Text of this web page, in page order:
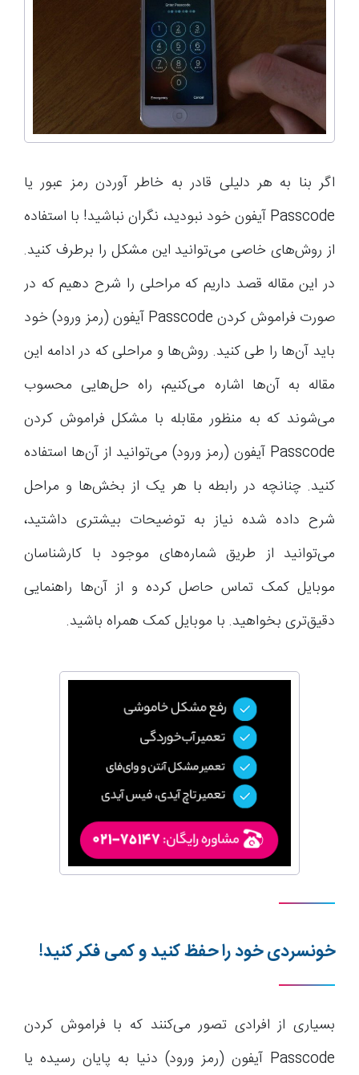
اگر بنا به هر دلیلی قادر به خاطر آوردن رمز عبور یا
Passcode آیفون خود نبودید، نگران نباشید! با استفاده
از روش‌های خاصی می‌توانید این مشکل را برطرف کنید.
در این مقاله قصد داریم که مراحلی را شرح دهیم که در
صورت فراموش کردن Passcode آیفون (رمز ورود) خود
باید آن‌ها را طی کنید. روش‌ها و مراحلی که در ادامه این
مقاله به آن‌ها اشاره می‌کنیم، راه حل‌هایی محسوب
می‌شوند که به منظور مقابله با مشکل فراموش کردن
Passcode آیفون (رمز ورود) می‌توانید از آن‌ها استفاده
کنید. چنانچه در رابطه با هر یک از بخش‌ها و مراحل
شرح داده شده نیاز به توضیحات بیشتری داشتید،
می‌توانید از طریق شماره‌های موجود با کارشناسان
موبایل کمک تماس حاصل کرده و از آن‌ها راهنمایی
دقیق‌تری بخواهید. با موبایل کمک همراه باشید.
خونسردی خود را حفظ کنید و کمی فکر کنید!
بسیاری از افرادی تصور می‌کنند که با فراموش کردن
Passcode آیفون (رمز ورود) دنیا به پایان رسیده یا